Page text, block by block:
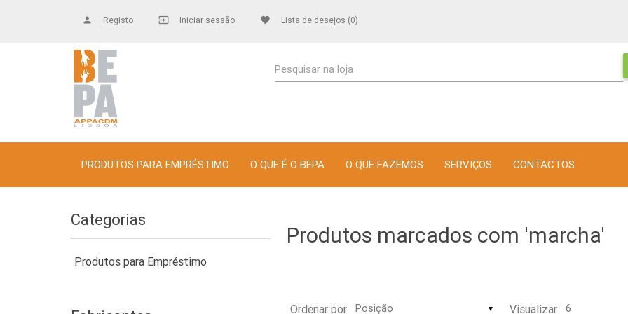
Registo
person Iniciar sessão
input favorite Lista de desejos (0)
Pesquisar na loja
PRODUTOS PARA EMPRÉSTIMO O QUE É O BEPA O QUE FAZEMOS SERVIÇOS CONTACTOS
Categorias
Produtos para Empréstimo
Produtos marcados com 'marcha'
Ordenar por ▼ Visualizar